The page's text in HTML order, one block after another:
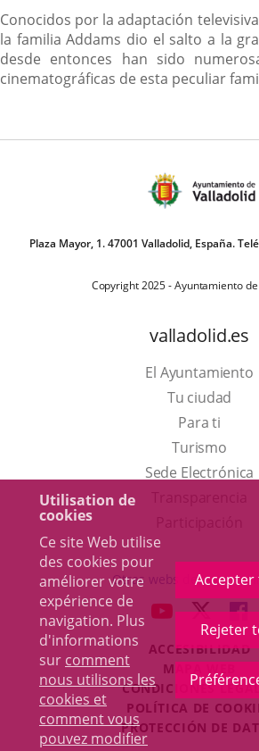
Utilisation de
cookies
Ce site Web utilise
des cookies pour
améliorer votre
expérience de
navigation. Plus
d'informations
sur comment
nous utilisons les
cookies et
comment vous
pouvez modifier
Rejeter
Conocidos por la adaptación
la familia Addams dio el salto a la
desde entonces han sido
cinematográficas de esta peculiar
Plaza Mayor, 1. 47001 Valladolid, España.
Copyright 2025 - Ayuntamiento
valladolid.es
El Ayuntamiento
Tu ciudad
Para ti
TurismoEste
enlace
una
Sede Electrónica
Otras webs del
ENLACE
UNA
EXTERNA.
A
UNA
A
ACCESIBILIDAD
MAPA WEB
CONDICIONES
POLÍTICA DE
PROTECCIÓN DE